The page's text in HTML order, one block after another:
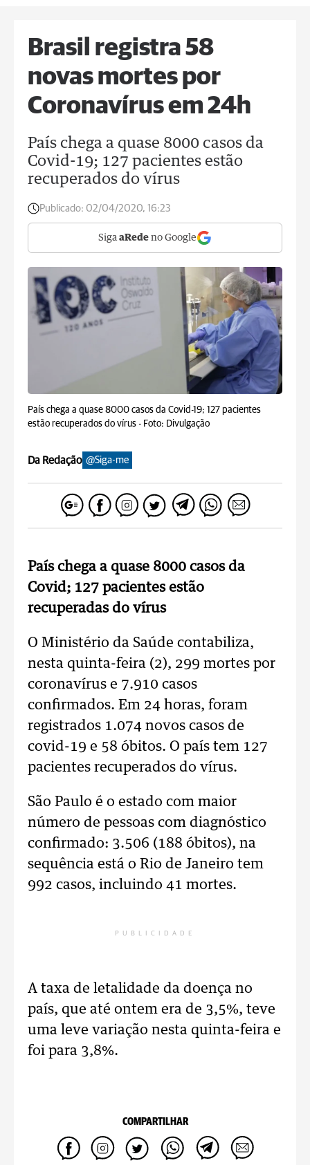
Brasil registra 58
novas mortes por
Coronavírus em 24h
País chega a quase 8000 casos da
Covid-19; 127 pacientes estão
recuperados do vírus
Publicado: 02/04/2020, 16:23
Siga aRede no Google
País chega a quase 8000 casos da Covid-19; 127 pacientes
estão recuperados do vírus - Foto: Divulgação
Da Redação @Siga-me
País chega a quase 8000 casos da
Covid; 127 pacientes estão
recuperadas do vírus
O Ministério da Saúde contabiliza,
nesta quinta-feira (2), 299 mortes por
coronavírus e 7.910 casos
confirmados. Em 24 horas, foram
registrados 1.074 novos casos de
covid-19 e 58 óbitos. O país tem 127
pacientes recuperados do vírus.
São Paulo é o estado com maior
número de pessoas com diagnóstico
confirmado: 3.506 (188 óbitos), na
sequência está o Rio de Janeiro tem
992 casos, incluindo 41 mortes.
PUBLICIDADE
A taxa de letalidade da doença no
país, que até ontem era de 3,5%, teve
uma leve variação nesta quinta-feira e
foi para 3,8%.
COMPARTILHAR